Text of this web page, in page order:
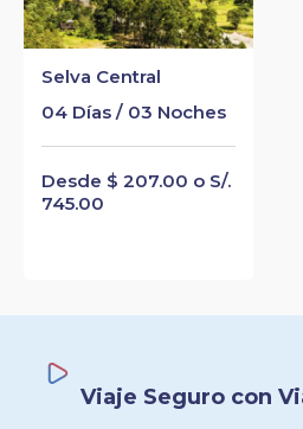
Selva Central
04 Días / 03 Noches
Desde $ 207.00 o S/.
745.00
Viaje Seguro con